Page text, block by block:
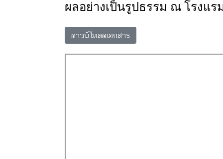
ผลอย่างเป็นรูปธรรม ณ โรงแร
ดาวน์โหลดเอกสาร